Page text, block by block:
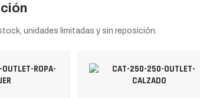
unidades limitadas y sin reposición.